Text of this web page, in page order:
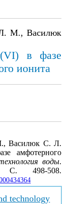
Л. М., Василюк
в фазе
ионита
Василюк С. Л.
амфотерного
воды.
508.
technology